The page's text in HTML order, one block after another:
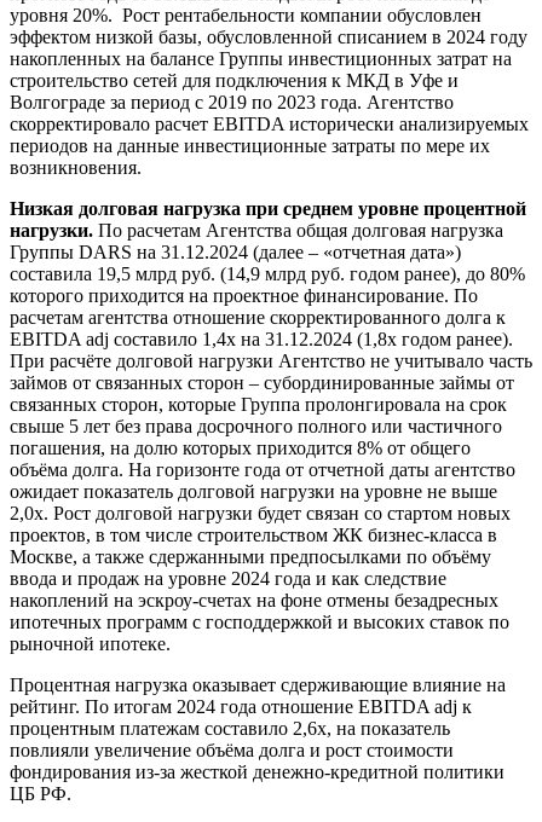
уровня 20%. Рост рентабельности компании обусловлен
эффектом низкой базы, обусловленной списанием в 2024 году
накопленных на балансе Группы инвестиционных затрат на
строительство сетей для подключения к МКД в Уфе и
Волгограде за период с 2019 по 2023 года. Агентство
скорректировало расчет EBITDA исторически анализируемых
периодов на данные инвестиционные затраты по мере их
возникновения.
Низкая долговая нагрузка при среднем уровне процентной
нагрузки. По расчетам Агентства общая долговая нагрузка
Группы DARS на 31.12.2024 (далее – «отчетная дата»)
составила 19,5 млрд руб. (14,9 млрд руб. годом ранее), до 80%
которого приходится на проектное финансирование. По
расчетам агентства отношение скорректированного долга к
EBITDA adj составило 1,4х на 31.12.2024 (1,8х годом ранее).
При расчёте долговой нагрузки Агентство не учитывало часть
займов от связанных сторон – субординированные займы от
связанных сторон, которые Группа пролонгировала на срок
свыше 5 лет без права досрочного полного или частичного
погашения, на долю которых приходится 8% от общего
объёма долга. На горизонте года от отчетной даты агентство
ожидает показатель долговой нагрузки на уровне не выше
2,0x. Рост долговой нагрузки будет связан со стартом новых
проектов, в том числе строительством ЖК бизнес-класса в
Москве, а также сдержанными предпосылками по объёму
ввода и продаж на уровне 2024 года и как следствие
накоплений на эскроу-счетах на фоне отмены безадресных
ипотечных программ с господдержкой и высоких ставок по
рыночной ипотеке.
Процентная нагрузка оказывает сдерживающие влияние на
рейтинг. По итогам 2024 года отношение EBITDA adj к
процентным платежам составило 2,6х, на показатель
повлияли увеличение объёма долга и рост стоимости
фондирования из-за жесткой денежно-кредитной политики
ЦБ РФ.